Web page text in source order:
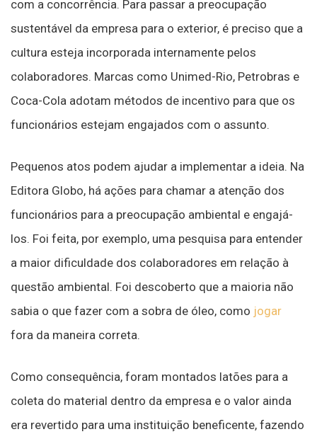
com a concorrência. Para passar a preocupação
sustentável da empresa para o exterior, é preciso que a
cultura esteja incorporada internamente pelos
colaboradores. Marcas como Unimed-Rio, Petrobras e
Coca-Cola adotam métodos de incentivo para que os
funcionários estejam engajados com o assunto.
Pequenos atos podem ajudar a implementar a ideia. Na
Editora Globo, há ações para chamar a atenção dos
funcionários para a preocupação ambiental e engajá-
los. Foi feita, por exemplo, uma pesquisa para entender
a maior dificuldade dos colaboradores em relação à
questão ambiental. Foi descoberto que a maioria não
sabia o que fazer com a sobra de óleo, como jogar
fora da maneira correta.
Como consequência, foram montados latões para a
coleta do material dentro da empresa e o valor ainda
era revertido para uma instituição beneficente, fazendo